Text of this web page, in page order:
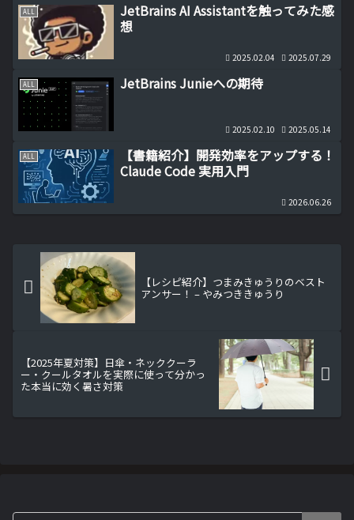
ALL
JetBrains AI Assistantを触ってみた感
想
2025.02.04 2025.07.29
ALL JetBrains Junieへの期待
2025.02.10 2025.05.14
ALL
【書籍紹介】開発効率をアップする！
Claude Code 実用入門
2026.06.26
【レシピ紹介】つまみきゅうりのベスト
アンサー！ – やみつききゅうり
【2025年夏対策】日傘・ネッククーラ
ー・クールタオルを実際に使って分かっ
た本当に効く暑さ対策